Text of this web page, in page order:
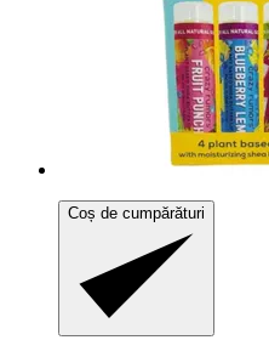
Coș de cumpărături